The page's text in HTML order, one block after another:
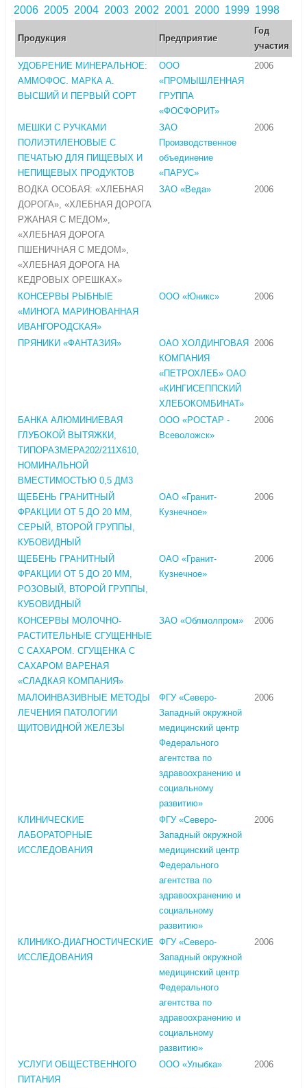
2006 2005 2004 2003 2002 2001 2000 1999 1998
Продукция Предприятие
Год
участия
УДОБРЕНИЕ МИНЕРАЛЬНОЕ:
АММОФОС. МАРКА А.
ВЫСШИЙ И ПЕРВЫЙ СОРТ
ООО
«ПРОМЫШЛЕННАЯ
ГРУППА
«ФОСФОРИТ»
2006
МЕШКИ С РУЧКАМИ
ПОЛИЭТИЛЕНОВЫЕ С
ПЕЧАТЬЮ ДЛЯ ПИЩЕВЫХ И
НЕПИЩЕВЫХ ПРОДУКТОВ
ЗАО
Производственное
объединение
«ПАРУС»
2006
ВОДКА ОСОБАЯ: «ХЛЕБНАЯ
ДОРОГА», «ХЛЕБНАЯ ДОРОГА
РЖАНАЯ С МЕДОМ»,
«ХЛЕБНАЯ ДОРОГА
ПШЕНИЧНАЯ С МЕДОМ»,
«ХЛЕБНАЯ ДОРОГА НА
КЕДРОВЫХ ОРЕШКАХ»
ЗАО «Веда» 2006
КОНСЕРВЫ РЫБНЫЕ
«МИНОГА МАРИНОВАННАЯ
ИВАНГОРОДСКАЯ»
ООО «Юникс» 2006
ПРЯНИКИ «ФАНТАЗИЯ»
ОАО ХОЛДИНГОВАЯ
КОМПАНИЯ
«ПЕТРОХЛЕБ» ОАО
«КИНГИСЕППСКИЙ
ХЛЕБОКОМБИНАТ»
2006
БАНКА АЛЮМИНИЕВАЯ
ГЛУБОКОЙ ВЫТЯЖКИ,
ТИПОРАЗМЕРА202/211Х610,
НОМИНАЛЬНОЙ
ВМЕСТИМОСТЬЮ 0,5 ДМ3
ООО «РОСТАР -
Всеволожск»
2006
ЩЕБЕНЬ ГРАНИТНЫЙ
ФРАКЦИИ ОТ 5 ДО 20 ММ,
СЕРЫЙ, ВТОРОЙ ГРУППЫ,
КУБОВИДНЫЙ
ОАО «Гранит-
Кузнечное»
2006
ЩЕБЕНЬ ГРАНИТНЫЙ
ФРАКЦИИ ОТ 5 ДО 20 ММ,
РОЗОВЫЙ, ВТОРОЙ ГРУППЫ,
КУБОВИДНЫЙ
ОАО «Гранит-
Кузнечное»
2006
КОНСЕРВЫ МОЛОЧНО-
РАСТИТЕЛЬНЫЕ СГУЩЕННЫЕ
С САХАРОМ. СГУЩЕНКА С
САХАРОМ ВАРЕНАЯ
«СЛАДКАЯ КОМПАНИЯ»
ЗАО «Облмолпром» 2006
МАЛОИНВАЗИВНЫЕ МЕТОДЫ
ЛЕЧЕНИЯ ПАТОЛОГИИ
ЩИТОВИДНОЙ ЖЕЛЕЗЫ
ФГУ «Северо-
Западный окружной
медицинский центр
Федерального
агентства по
здравоохранению и
социальному
развитию»
2006
КЛИНИЧЕСКИЕ
ЛАБОРАТОРНЫЕ
ИССЛЕДОВАНИЯ
ФГУ «Северо-
Западный окружной
медицинский центр
Федерального
агентства по
здравоохранению и
социальному
развитию»
2006
КЛИНИКО-ДИАГНОСТИЧЕСКИЕ
ИССЛЕДОВАНИЯ
ФГУ «Северо-
Западный окружной
медицинский центр
Федерального
агентства по
здравоохранению и
социальному
развитию»
2006
УСЛУГИ ОБЩЕСТВЕННОГО
ПИТАНИЯ
ООО «Улыбка» 2006